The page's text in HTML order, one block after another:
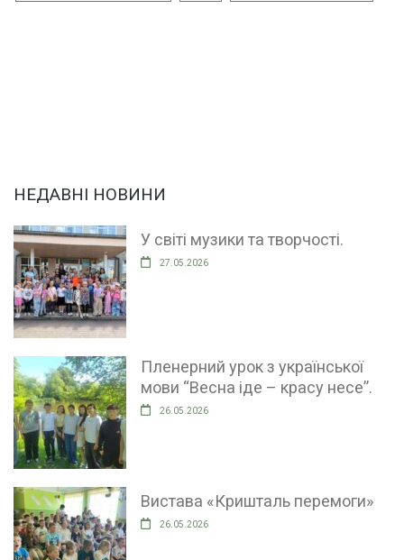
НЕДАВНІ НОВИНИ
У світі музики та творчості.
27.05.2026
Пленерний урок з української
мови “Весна іде – красу несе”.
26.05.2026
Вистава «Кришталь перемоги»
26.05.2026